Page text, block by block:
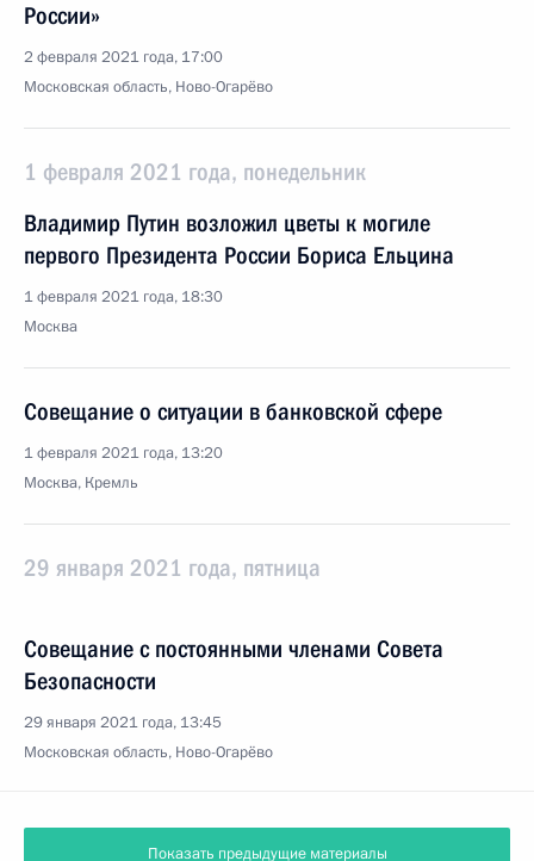
России»
2 февраля 2021 года, 17:00
Московская область, Ново-Огарёво
1 февраля 2021 года, понедельник
Владимир Путин возложил цветы к могиле
первого Президента России Бориса Ельцина
1 февраля 2021 года, 18:30
Москва
Совещание о ситуации в банковской сфере
1 февраля 2021 года, 13:20
Москва, Кремль
29 января 2021 года, пятница
Совещание с постоянными членами Совета
Безопасности
29 января 2021 года, 13:45
Московская область, Ново-Огарёво
Показать предыдущие материалы